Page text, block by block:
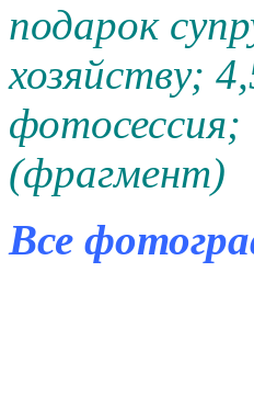
подарок
хозяйству;
(фрагмент)
Все